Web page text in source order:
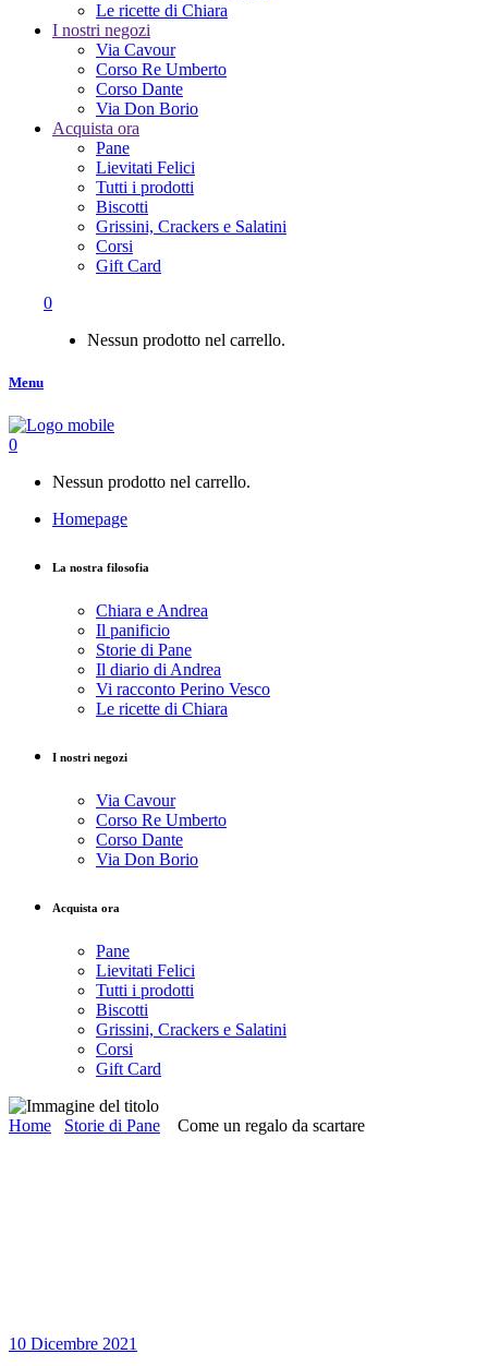
Le ricette di Chiara
I nostri negozi
Via Cavour
Corso Re Umberto
Corso Dante
Via Don Borio
Acquista ora
Pane
Lievitati Felici
Tutti i prodotti
Biscotti
Grissini, Crackers e Salatini
Corsi
Gift Card
0
Nessun prodotto nel carrello.
Menu
0
Nessun prodotto nel carrello.
Homepage
La nostra filosofia
Chiara e Andrea
Il panificio
Storie di Pane
Il diario di Andrea
Vi racconto Perino Vesco
Le ricette di Chiara
I nostri negozi
Via Cavour
Corso Re Umberto
Corso Dante
Via Don Borio
Acquista ora
Pane
Lievitati Felici
Tutti i prodotti
Biscotti
Grissini, Crackers e Salatini
Corsi
Gift Card
Home Storie di Pane Come un regalo da scartare
10 Dicembre 2021